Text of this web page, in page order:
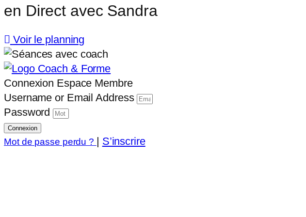
en Direct avec Sandra
Voir le planning
Connexion Espace Membre
Username or Email Address
Password
Connexion
Mot de passe perdu ? | S’inscrire